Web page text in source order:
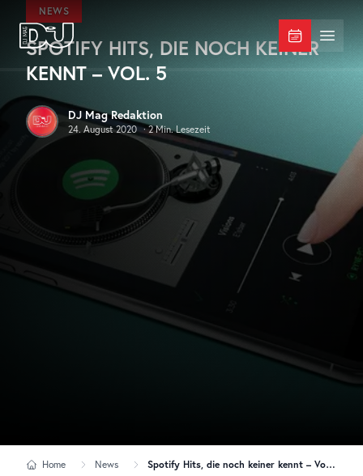
Zum Hauptinhalt springen
DJ Mag Germany Menü
NEWS
SPOTIFY HITS, DIE NOCH KEINER
KENNT – VOL. 5
DJ Mag Redaktion
24. August 2020 ·2Min. Lesezeit
Home News Spotify Hits, die noch keiner kennt – Vol. 5